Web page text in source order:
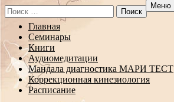
Search
for:
Меню
Перейти
содержанию
Главная
Семинары
Книги
Аудиомедитации
Мандала диагностика МАРИ ТЕСТ
Коррекционная кинезиология
Расписание